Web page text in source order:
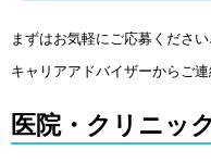
まずはお気軽にご応募ください
キャリアアドバイザーからご
医院・クリニッ